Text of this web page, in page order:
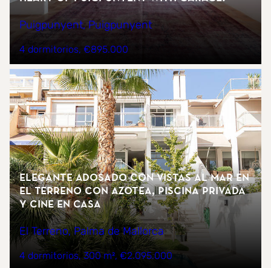
Puigpunyent, Puigpunyent
4 dormitorios €895.000
Elegante Adosado con Vistas al Mar en
El Terreno con Azotea, Piscina Privada
y Cine en Casa
El Terreno, Palma de Mallorca
4 dormitorios 300 m² €2.095.000